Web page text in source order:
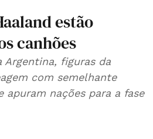
estão
canhões
Argentina, figuras da
com semelhante
apuram nações para a fase